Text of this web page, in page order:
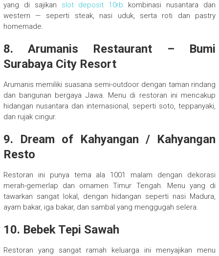
yang di sajikan slot deposit 10rb kombinasi nusantara dan
western — seperti steak, nasi uduk, serta roti dan pastry
homemade.
8. Arumanis Restaurant – Bumi
Surabaya City Resort
Arumanis memiliki suasana semi-outdoor dengan taman rindang
dan bangunan bergaya Jawa. Menu di restoran ini mencakup
hidangan nusantara dan internasional, seperti soto, teppanyaki,
dan rujak cingur.
9. Dream of Kahyangan / Kahyangan
Resto
Restoran ini punya tema ala 1001 malam dengan dekorasi
merah-gemerlap dan ornamen Timur Tengah. Menu yang di
tawarkan sangat lokal, dengan hidangan seperti nasi Madura,
ayam bakar, iga bakar, dan sambal yang menggugah selera.
10. Bebek Tepi Sawah
Restoran yang sangat ramah keluarga ini menyajikan menu